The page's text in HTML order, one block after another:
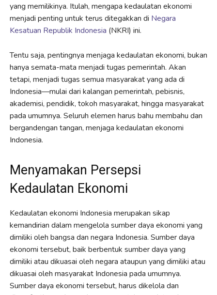
yang memilikinya. Itulah, mengapa kedaulatan ekonomi
menjadi penting untuk terus ditegakkan di Negara
Kesatuan Republik Indonesia (NKRI) ini.
Tentu saja, pentingnya menjaga kedaulatan ekonomi, bukan
hanya semata-mata menjadi tugas pemerintah. Akan
tetapi, menjadi tugas semua masyarakat yang ada di
Indonesia—mulai dari kalangan pemerintah, pebisnis,
akademisi, pendidik, tokoh masyarakat, hingga masyarakat
pada umumnya. Seluruh elemen harus bahu membahu dan
bergandengan tangan, menjaga kedaulatan ekonomi
Indonesia.
Menyamakan Persepsi
Kedaulatan Ekonomi
Kedaulatan ekonomi Indonesia merupakan sikap
kemandirian dalam mengelola sumber daya ekonomi yang
dimiliki oleh bangsa dan negara Indonesia. Sumber daya
ekonomi tersebut, baik berbentuk sumber daya yang
dimiliki atau dikuasai oleh negara ataupun yang dimiliki atau
dikuasai oleh masyarakat Indonesia pada umumnya.
Sumber daya ekonomi tersebut, harus dikelola dan